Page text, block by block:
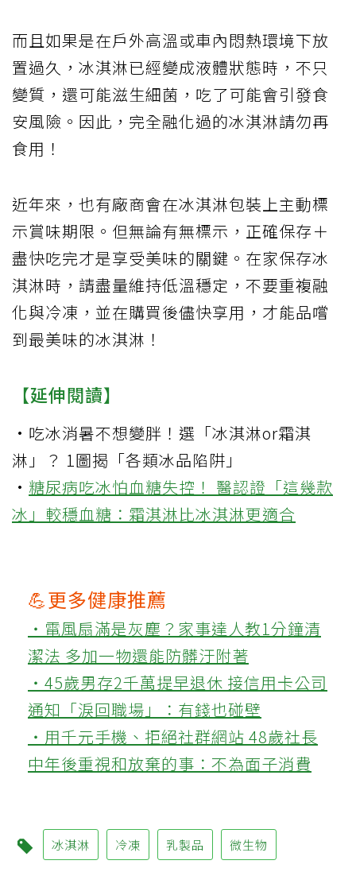
而且如果是在戶外高溫或車內悶熱環境下放
置過久，冰淇淋已經變成液體狀態時，不只
變質，還可能滋生細菌，吃了可能會引發食
安風險。因此，完全融化過的冰淇淋請勿再
食用！
近年來，也有廠商會在冰淇淋包裝上主動標
示賞味期限。但無論有無標示，正確保存＋
盡快吃完才是享受美味的關鍵。在家保存冰
淇淋時，請盡量維持低溫穩定，不要重複融
化與冷凍，並在購買後儘快享用，才能品嚐
到最美味的冰淇淋！
【延伸閱讀】
· 吃冰消暑不想變胖！選「冰淇淋or霜淇
淋」？ 1圖揭「各類冰品陷阱」
· 糖尿病吃冰怕血糖失控！ 醫認證「這幾款
冰」較穩血糖：霜淇淋比冰淇淋更適合
💪更多健康推薦
‧電風扇滿是灰塵？家事達人教1分鐘清
潔法 多加一物還能防髒汙附著
‧45歲男存2千萬提早退休 接信用卡公司
通知「淚回職場」：有錢也碰壁
‧用千元手機、拒絕社群網站 48歲社長
中年後重視和放棄的事：不為面子消費
冰淇淋 冷凍 乳製品 微生物